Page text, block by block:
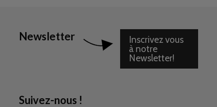
Newsletter
Inscrivez vous
à notre
Newsletter!
Suivez-nous !